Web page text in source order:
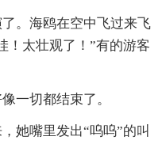
。海鸥在空中飞过来飞
！太壮观了！”有的游客
一切都结束了。
她嘴里发出“呜呜”的叫